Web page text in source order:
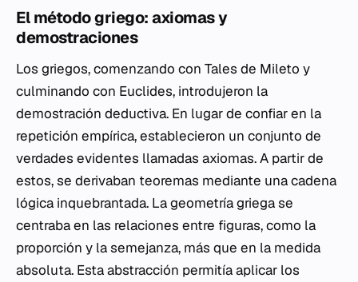
El método griego: axiomas y
demostraciones
Los griegos, comenzando con Tales de Mileto y
culminando con Euclides, introdujeron la
demostración deductiva. En lugar de confiar en la
repetición empírica, establecieron un conjunto de
verdades evidentes llamadas axiomas. A partir de
estos, se derivaban teoremas mediante una cadena
lógica inquebrantada. La geometría griega se
centraba en las relaciones entre figuras, como la
proporción y la semejanza, más que en la medida
absoluta. Esta abstracción permitía aplicar los